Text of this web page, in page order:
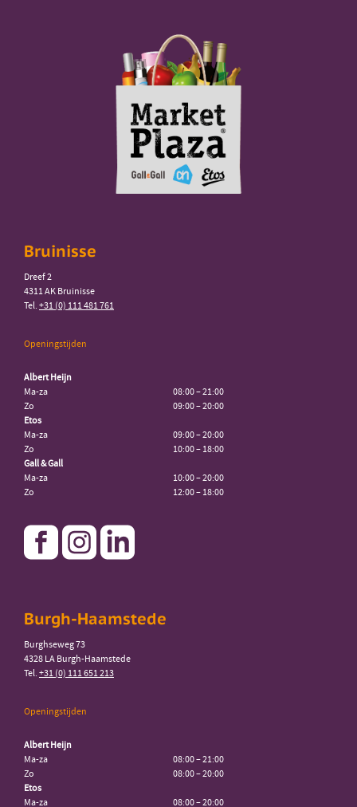
Bruinisse
Dreef 2
4311 AK Bruinisse
Tel.+31 (0) 111 481 761
Openingstijden
Albert Heijn
Ma-za
08:00 – 21:00
Zo
09:00 – 20:00
Etos
Ma-za
09:00 – 20:00
Zo
10:00 – 18:00
Gall & Gall
Ma-za
10:00 – 20:00
Zo
12:00 – 18:00
Burgh-Haamstede
Burghseweg 73
4328 LA Burgh-Haamstede
Tel.+31 (0) 111 651 213
Openingstijden
Albert Heijn
Ma-za
08:00 – 21:00
Zo
08:00 – 20:00
Etos
Ma-za
08:00 – 20:00